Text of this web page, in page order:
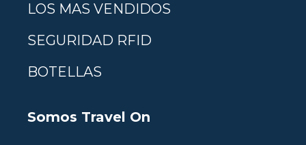
LOS MAS VENDIDOS
SEGURIDAD RFID
BOTELLAS
Somos Travel On